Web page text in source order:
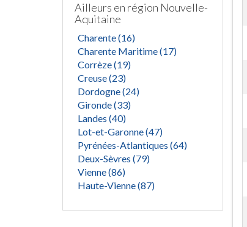
Ailleurs en région Nouvelle-
Aquitaine
Charente (16)
Charente Maritime (17)
Corrèze (19)
Creuse (23)
Dordogne (24)
Gironde (33)
Landes (40)
Lot-et-Garonne (47)
Pyrénées-Atlantiques (64)
Deux-Sèvres (79)
Vienne (86)
Haute-Vienne (87)